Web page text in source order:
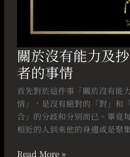
關於沒有能力及
者的事情
首先對於這件事「關於沒有能
情」，是沒有絕對的「對」和
合」的分歧和分別而已。畢竟
相近的人到來他的身邊或是聚
情
Read More »